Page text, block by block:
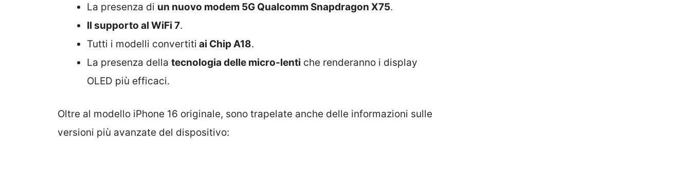
La presenza di un nuovo modem 5G Qualcomm Snapdragon X75.
Il supporto al WiFi 7.
Tutti i modelli convertiti ai Chip A18.
La presenza della tecnologia delle micro-lenti che renderanno i display
OLED più efficaci.
Oltre al modello iPhone 16 originale, sono trapelate anche delle informazioni sulle
versioni più avanzate del dispositivo: